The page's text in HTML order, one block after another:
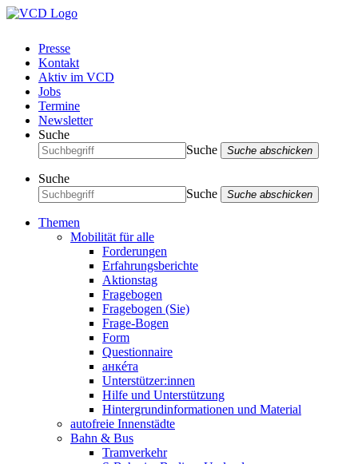
Presse
Kontakt
Aktiv im VCD
Jobs
Termine
Newsletter
Suche
Suche
Suche abschicken
Suche
Suche
Suche abschicken
Themen
Mobilität für alle
Forderungen
Erfahrungsberichte
Aktionstag
Fragebogen
Fragebogen (Sie)
Frage-Bogen
Form
Questionnaire
анкéта
Unterstützer:innen
Hilfe und Unterstützung
Hintergrundinformationen und Material
autofreie Innenstädte
Bahn & Bus
Tramverkehr